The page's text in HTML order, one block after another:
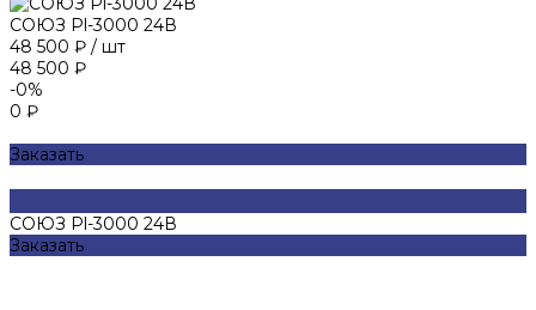
СОЮЗ Pl-3000 24В
48 500 ₽ / шт
48 500 ₽
-0%
0 ₽
Заказать
СОЮЗ Pl-3000 24В
Заказать